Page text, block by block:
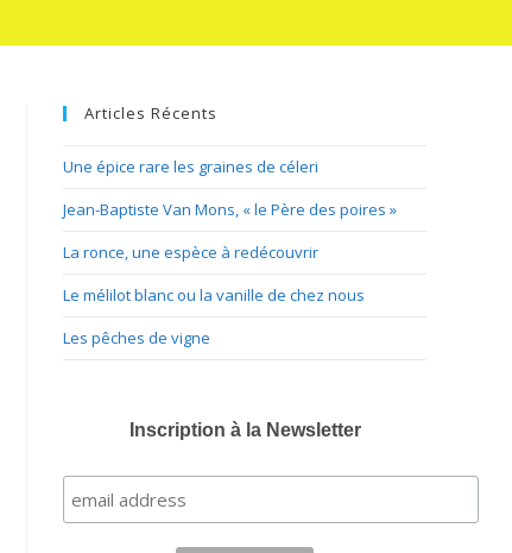
Articles Récents
Une épice rare les graines de céleri
Jean-Baptiste Van Mons, « le Père des poires »
La ronce, une espèce à redécouvrir
Le mélilot blanc ou la vanille de chez nous
Les pêches de vigne
Inscription à la Newsletter